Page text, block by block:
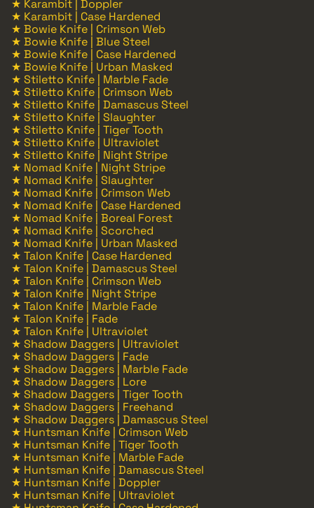
★ Karambit | Doppler
★ Karambit | Case Hardened
★ Bowie Knife | Crimson Web
★ Bowie Knife | Blue Steel
★ Bowie Knife | Case Hardened
★ Bowie Knife | Urban Masked
★ Stiletto Knife | Marble Fade
★ Stiletto Knife | Crimson Web
★ Stiletto Knife | Damascus Steel
★ Stiletto Knife | Slaughter
★ Stiletto Knife | Tiger Tooth
★ Stiletto Knife | Ultraviolet
★ Stiletto Knife | Night Stripe
★ Nomad Knife | Night Stripe
★ Nomad Knife | Slaughter
★ Nomad Knife | Crimson Web
★ Nomad Knife | Case Hardened
★ Nomad Knife | Boreal Forest
★ Nomad Knife | Scorched
★ Nomad Knife | Urban Masked
★ Talon Knife | Case Hardened
★ Talon Knife | Damascus Steel
★ Talon Knife | Crimson Web
★ Talon Knife | Night Stripe
★ Talon Knife | Marble Fade
★ Talon Knife | Fade
★ Talon Knife | Ultraviolet
★ Shadow Daggers | Ultraviolet
★ Shadow Daggers | Fade
★ Shadow Daggers | Marble Fade
★ Shadow Daggers | Lore
★ Shadow Daggers | Tiger Tooth
★ Shadow Daggers | Freehand
★ Shadow Daggers | Damascus Steel
★ Huntsman Knife | Crimson Web
★ Huntsman Knife | Tiger Tooth
★ Huntsman Knife | Marble Fade
★ Huntsman Knife | Damascus Steel
★ Huntsman Knife | Doppler
★ Huntsman Knife | Ultraviolet